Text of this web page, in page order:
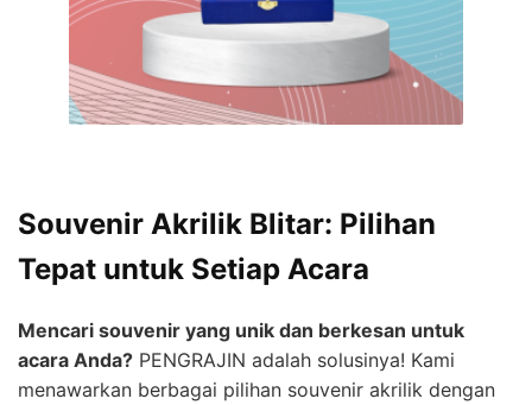
Souvenir Akrilik Blitar: Pilihan
Tepat untuk Setiap Acara
Mencari souvenir yang unik dan berkesan untuk
acara Anda? PENGRAJIN adalah solusinya! Kami
menawarkan berbagai pilihan souvenir akrilik dengan